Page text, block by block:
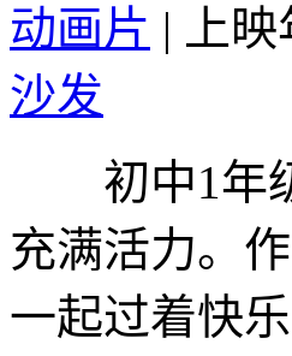
动画片 | 上
沙发
初中1年级
充满活力。
一起过着快